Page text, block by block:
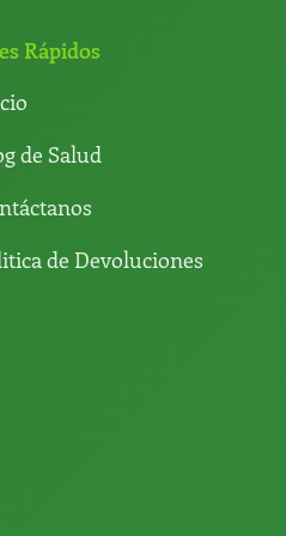
Rápidos
de Salud
de Devoluciones